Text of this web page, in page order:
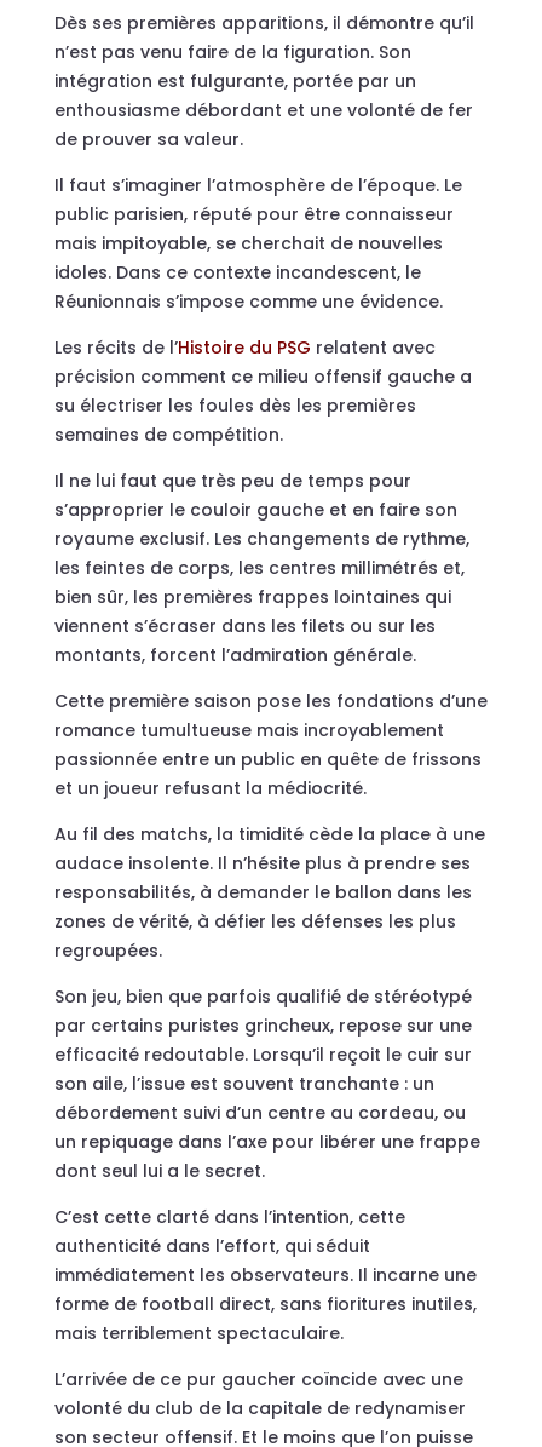
Dès ses premières apparitions, il démontre qu’il
n’est pas venu faire de la figuration. Son
intégration est fulgurante, portée par un
enthousiasme débordant et une volonté de fer
de prouver sa valeur.
Il faut s’imaginer l’atmosphère de l’époque. Le
public parisien, réputé pour être connaisseur
mais impitoyable, se cherchait de nouvelles
idoles. Dans ce contexte incandescent, le
Réunionnais s’impose comme une évidence.
Les récits de l’Histoire du PSG relatent avec
précision comment ce milieu offensif gauche a
su électriser les foules dès les premières
semaines de compétition.
Il ne lui faut que très peu de temps pour
s’approprier le couloir gauche et en faire son
royaume exclusif. Les changements de rythme,
les feintes de corps, les centres millimétrés et,
bien sûr, les premières frappes lointaines qui
viennent s’écraser dans les filets ou sur les
montants, forcent l’admiration générale.
Cette première saison pose les fondations d’une
romance tumultueuse mais incroyablement
passionnée entre un public en quête de frissons
et un joueur refusant la médiocrité.
Au fil des matchs, la timidité cède la place à une
audace insolente. Il n’hésite plus à prendre ses
responsabilités, à demander le ballon dans les
zones de vérité, à défier les défenses les plus
regroupées.
Son jeu, bien que parfois qualifié de stéréotypé
par certains puristes grincheux, repose sur une
efficacité redoutable. Lorsqu’il reçoit le cuir sur
son aile, l’issue est souvent tranchante : un
débordement suivi d’un centre au cordeau, ou
un repiquage dans l’axe pour libérer une frappe
dont seul lui a le secret.
C’est cette clarté dans l’intention, cette
authenticité dans l’effort, qui séduit
immédiatement les observateurs. Il incarne une
forme de football direct, sans fioritures inutiles,
mais terriblement spectaculaire.
L’arrivée de ce pur gaucher coïncide avec une
volonté du club de la capitale de redynamiser
son secteur offensif. Et le moins que l’on puisse